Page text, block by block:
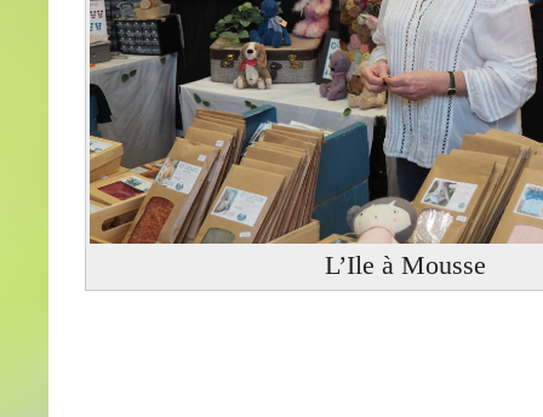
L’Ile à Mousse